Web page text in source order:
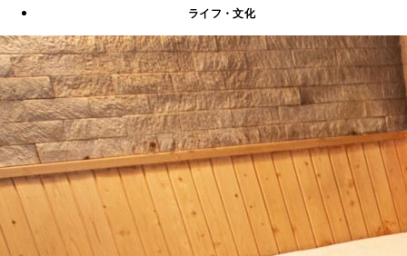
ライフ・文化